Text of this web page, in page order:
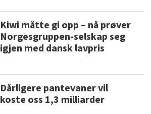
Kiwi måtte gi opp – nå prøver
Norgesgruppen-selskap seg
igjen med dansk lavpris
Dårligere pantevaner vil
koste oss 1,3 milliarder